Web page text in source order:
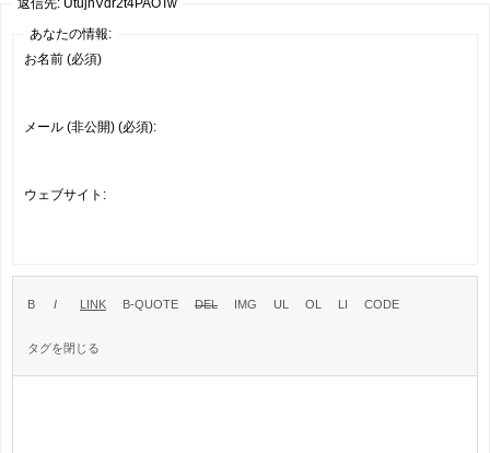
返信先: UtujnVdr2t4PAOTw
あなたの情報:
お名前 (必須)
メール (非公開) (必須):
ウェブサイト: